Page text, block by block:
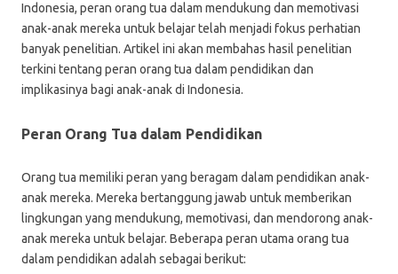
Indonesia, peran orang tua dalam mendukung dan memotivasi
anak-anak mereka untuk belajar telah menjadi fokus perhatian
banyak penelitian. Artikel ini akan membahas hasil penelitian
terkini tentang peran orang tua dalam pendidikan dan
implikasinya bagi anak-anak di Indonesia.
Peran Orang Tua dalam Pendidikan
Orang tua memiliki peran yang beragam dalam pendidikan anak-
anak mereka. Mereka bertanggung jawab untuk memberikan
lingkungan yang mendukung, memotivasi, dan mendorong anak-
anak mereka untuk belajar. Beberapa peran utama orang tua
dalam pendidikan adalah sebagai berikut: